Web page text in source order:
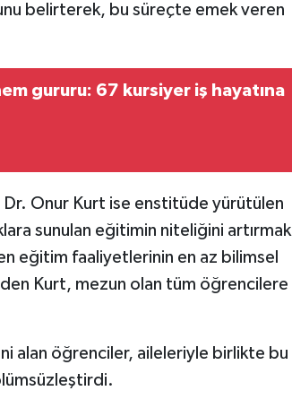
belirterek, bu süreçte emek veren
gururu: 67 kursiyer iş hayatına
Onur Kurt ise enstitüde yürütülen
sunulan eğitimin niteliğini artırmak
eğitim faaliyetlerinin en az bilimsel
Kurt, mezun olan tüm öğrencilere
alan öğrenciler, aileleriyle birlikte bu